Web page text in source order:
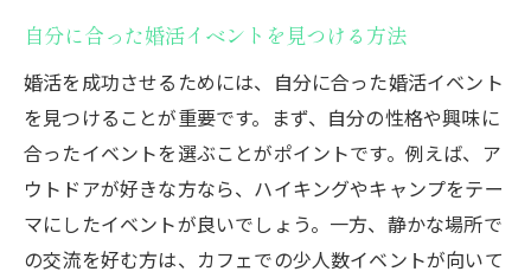
自分に合った婚活イベントを見つける方法
婚活を成功させるためには、自分に合った婚活イベント
を見つけることが重要です。まず、自分の性格や興味に
合ったイベントを選ぶことがポイントです。例えば、ア
ウトドアが好きな方なら、ハイキングやキャンプをテー
マにしたイベントが良いでしょう。一方、静かな場所で
の交流を好む方は、カフェでの少人数イベントが向いて